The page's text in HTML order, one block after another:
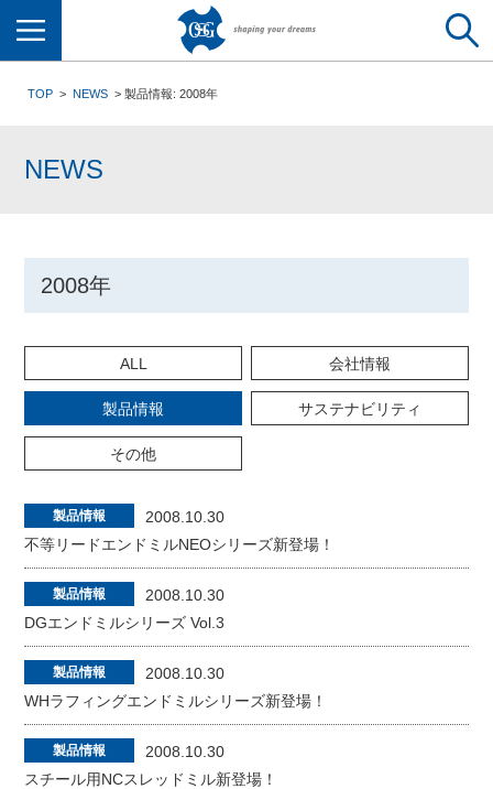
TOP NEWS 製品情報: 2008年
NEWS
2008年
ALL 会社情報
製品情報 サステナビリティ
その他
製品情報
2008.10.30
不等リードエンドミルNEOシリーズ新登場！
製品情報
2008.10.30
DGエンドミルシリーズ Vol.3
製品情報
2008.10.30
WHラフィングエンドミルシリーズ新登場！
製品情報
2008.10.30
スチール用NCスレッドミル新登場！